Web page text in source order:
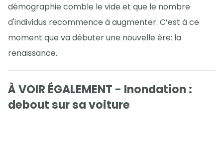
démographie comble le vide et que le nombre
d'individus recommence à augmenter. C’est à ce
moment que va débuter une nouvelle ère: la
renaissance.
À VOIR ÉGALEMENT - Inondation :
debout sur sa voiture